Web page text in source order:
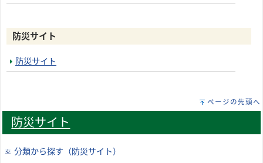
防災サイト
防災サイト
ページの先頭へ
防災サイト
分類から探す（防災サイト）